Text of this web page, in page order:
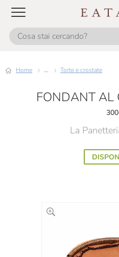
Home ... Torte e crostate
FONDANT AL
La